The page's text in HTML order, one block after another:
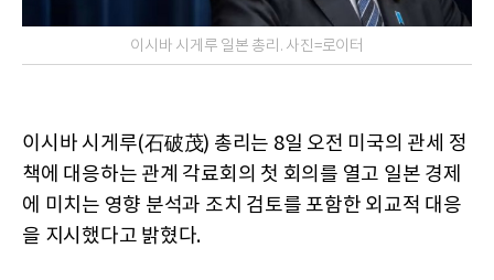
이시바 시게루 일본 총리. 사진=로이터
이시바 시게루(石破茂) 총리는 8일 오전 미국의 관세 정
책에 대응하는 관계 각료회의 첫 회의를 열고 일본 경제
에 미치는 영향 분석과 조치 검토를 포함한 외교적 대응
을 지시했다고 밝혔다.